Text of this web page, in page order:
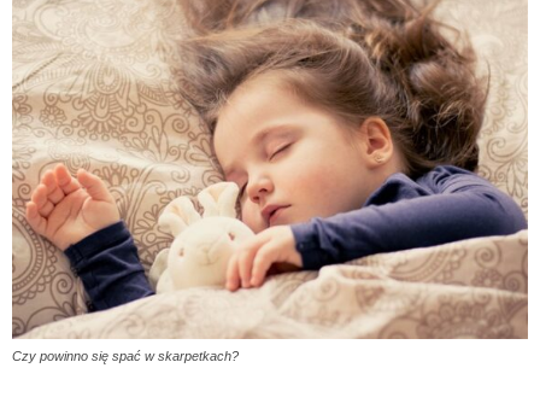
Czy powinno się spać w skarpetkach?